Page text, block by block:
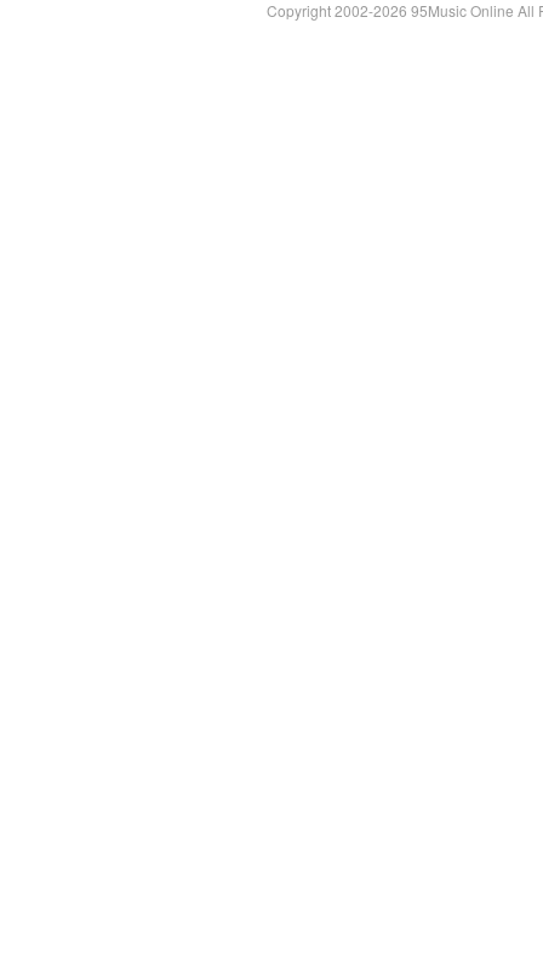
Copyright 2002-2026 95Music Online All